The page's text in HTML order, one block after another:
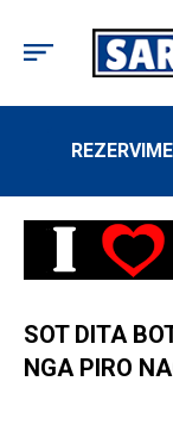
REZERVIME
SOT DITA
NGA PIRO